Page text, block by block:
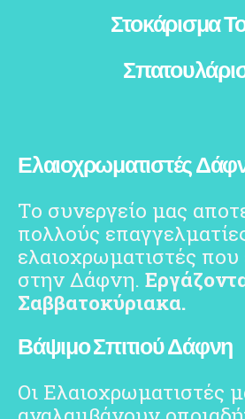
Στοκάρισμα
Ελαιοχρωματιστές
Το συνεργείο μας
πολλούς
ελαιοχρωματιστές που
στην Δάφνη.
Σαββατοκύριακα.
Βάψιμο Σπιτιού Δάφνη
Οι Ελαιοχρωματιστές